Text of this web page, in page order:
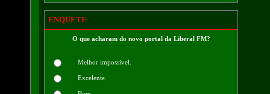
ENQUETE
O que acharam do novo portal da Liberal FM?
Melhor impossivel.
Excelente.